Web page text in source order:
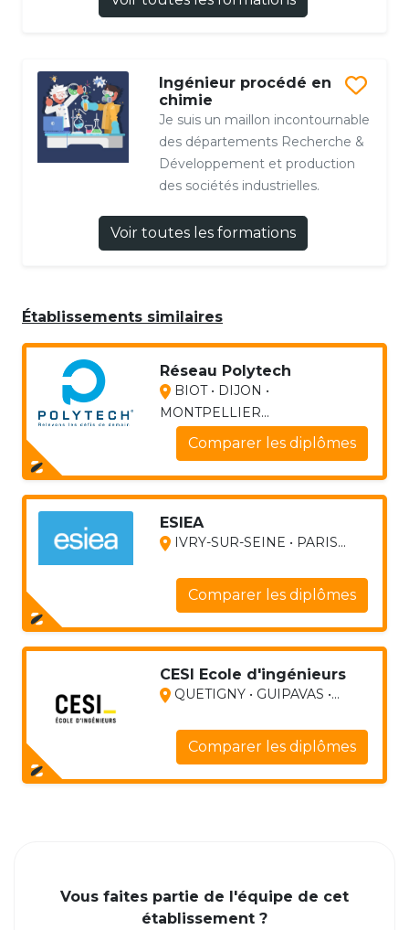
Ingénieur procédé en
chimie
Je suis un maillon incontournable
des départements Recherche &
Développement et production
des sociétés industrielles.
Voir toutes les formations
Établissements similaires
Réseau Polytech
BIOT • DIJON •
MONTPELLIER...
Comparer les diplômes
ESIEA
IVRY-SUR-SEINE • PARIS...
Comparer les diplômes
CESI Ecole d'ingénieurs
QUETIGNY • GUIPAVAS •...
Comparer les diplômes
Vous faites partie de l'équipe de cet
établissement ?